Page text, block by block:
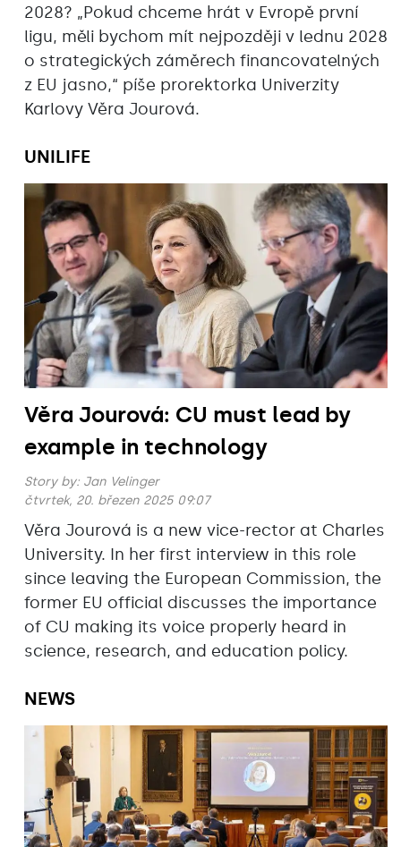
2028? „Pokud chceme hrát v Evropě první
ligu, měli bychom mít nejpozději v lednu 2028
o strategických záměrech financovatelných
z EU jasno,“ píše prorektorka Univerzity
Karlovy Věra Jourová.
UNILIFE
Věra Jourová: CU must lead by
example in technology
Story by: Jan Velinger
čtvrtek, 20. březen 2025 09:07
Věra Jourová is a new vice-rector at Charles
University. In her first interview in this role
since leaving the European Commission, the
former EU official discusses the importance
of CU making its voice properly heard in
science, research, and education policy.
NEWS